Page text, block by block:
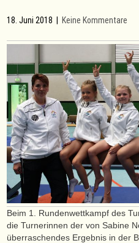
18. Juni 2018 Keine Kommentare
Beim 1. Rundenwettkampf des
die Turnerinnen der von Sabine
überraschendes Ergebnis in der